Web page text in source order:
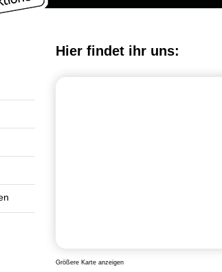
Hier findet ihr uns:
Größere Karte anzeigen